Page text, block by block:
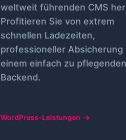
weltweit führenden CMS
Profitieren Sie von extrem
schnellen Ladezeiten,
professioneller Absicherung
einem einfach zu pflegenden
Backend.
WordPress-Leistungen →